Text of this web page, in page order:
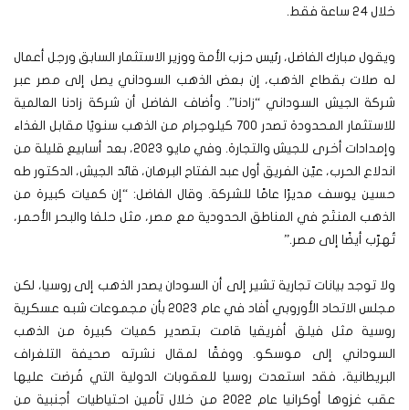
خلال 24 ساعة فقط.
ويقول مبارك الفاضل، رئيس حزب الأمة ووزير الاستثمار السابق ورجل أعمال
له صلات بقطاع الذهب، إن بعض الذهب السوداني يصل إلى مصر عبر
شركة الجيش السوداني “زادنا”. وأضاف الفاضل أن شركة زادنا العالمية
للاستثمار المحدودة تصدر 700 كيلوجرام من الذهب سنويًا مقابل الغذاء
وإمدادات أخرى للجيش والتجارة. وفي مايو 2023، بعد أسابيع قليلة من
اندلاع الحرب، عيّن الفريق أول عبد الفتاح البرهان، قائد الجيش، الدكتور طه
حسين يوسف مديرًا عامًا للشركة. وقال الفاضل: “إن كميات كبيرة من
الذهب المنتَج في المناطق الحدودية مع مصر، مثل حلفا والبحر الأحمر،
تُهرّب أيضًا إلى مصر.”
ولا توجد بيانات تجارية تشير إلى أن السودان يصدر الذهب إلى روسيا، لكن
مجلس الاتحاد الأوروبي أفاد في عام 2023 بأن مجموعات شبه عسكرية
روسية مثل فيلق أفريقيا قامت بتصدير كميات كبيرة من الذهب
السوداني إلى موسكو. ووفقًا لمقال نشرته صحيفة التلغراف
البريطانية، فقد استعدت روسيا للعقوبات الدولية التي فُرضت عليها
عقب غزوها أوكرانيا عام 2022 من خلال تأمين احتياطيات أجنبية من